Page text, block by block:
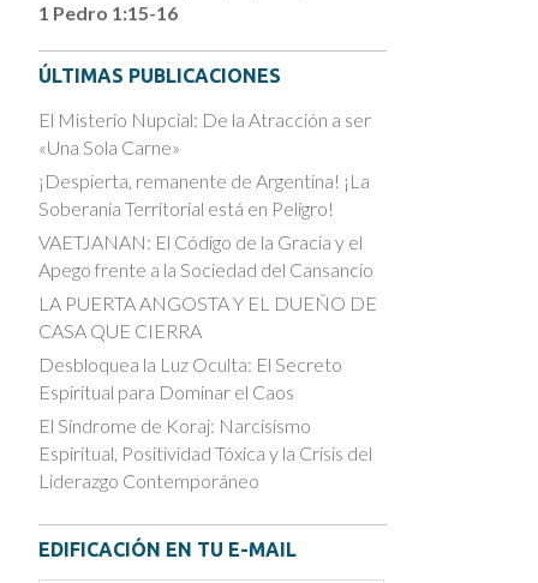
1 Pedro 1:15-16
ÚLTIMAS PUBLICACIONES
El Misterio Nupcial: De la Atracción a ser
«Una Sola Carne»
¡Despierta, remanente de Argentina! ¡La
Soberanía Territorial está en Peligro!
VAETJANAN: El Código de la Gracia y el
Apego frente a la Sociedad del Cansancio
LA PUERTA ANGOSTA Y EL DUEÑO DE
CASA QUE CIERRA
Desbloquea la Luz Oculta: El Secreto
Espiritual para Dominar el Caos
El Síndrome de Koraj: Narcisismo
Espiritual, Positividad Tóxica y la Crisis del
Liderazgo Contemporáneo
EDIFICACIÓN EN TU E-MAIL